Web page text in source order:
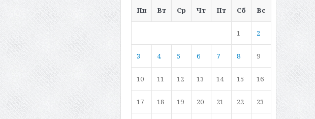
Пн
Вт Ср Чт Пт Сб Вс
1 2
3 4 5 6 7 8 9
10 11 12 13 14 15 16
17 18 19 20 21 22 23